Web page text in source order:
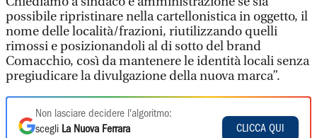
possibile ripristinare nella cartellonistica in oggetto, il
nome delle località/frazioni, riutilizzando quelli
rimossi e posizionandoli al di sotto del brand
Comacchio, così da mantenere le identità locali senza
pregiudicare la divulgazione della nuova marca”.
Non lasciare decidere l'algoritmo:
scegli La Nuova Ferrara
CLICCA QUI